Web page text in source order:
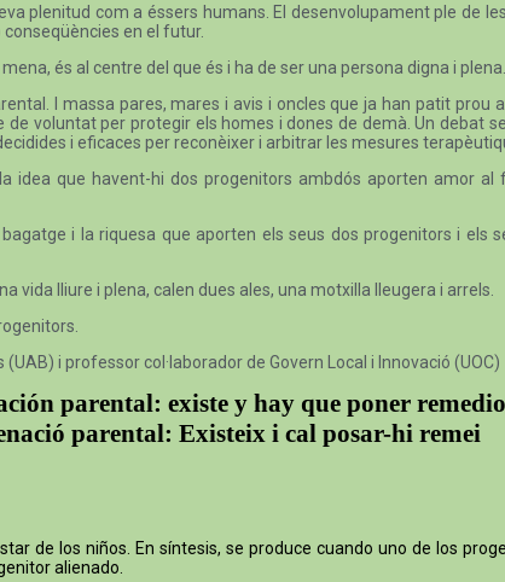
plenitud com a éssers humans. El desenvolupament ple de
en el futur.
és al centre del que és i ha de ser una persona digna i
I massa pares, mares i avis i oncles que ja han patit
de voluntat per protegir els homes i dones de demà. Un debat
i eficaces per reconèixer i arbitrar les mesures
idea que havent-hi dos progenitors ambdós aporten amor
i la riquesa que aporten els seus dos progenitors i els
vida lliure i plena, calen dues ales, una motxilla lleugera i arrels.
i professor col·laborador de Govern Local i Innovació (UOC)
parental: existe y hay que poner remedio
parental: Existeix i cal posar-hi remei
de los niños. En síntesis, se produce cuando uno de los
alienado.